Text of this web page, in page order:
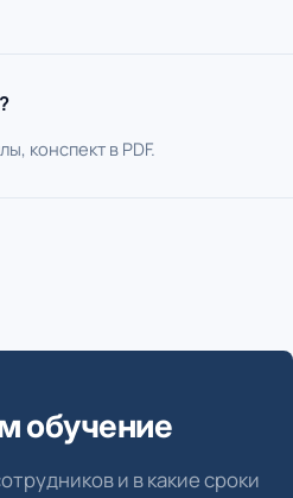
конспект в PDF.
обучение
и в какие сроки